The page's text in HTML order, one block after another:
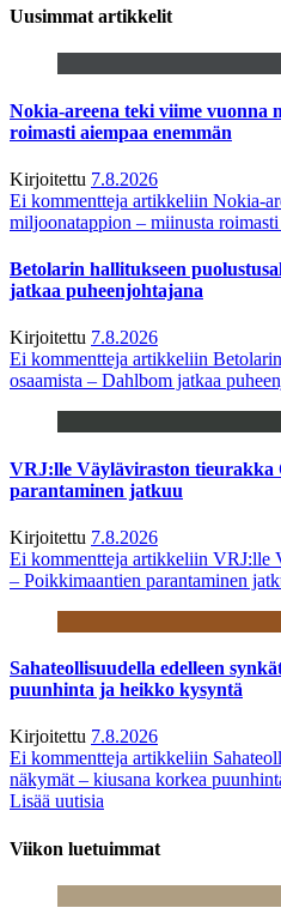
Uusimmat artikkelit
Nokia-areena teki viime vuonna
roimasti aiempaa enemmän
Kirjoitettu 7.8.2026
Ei kommentteja artikkeliin Nokia-
miljoonatappion – miinusta roimasti
Betolarin hallitukseen
jatkaa puheenjohtajana
Kirjoitettu 7.8.2026
Ei kommentteja artikkeliin
osaamista – Dahlbom jatkaa
VRJ:lle Väyläviraston tieurakka
parantaminen jatkuu
Kirjoitettu 7.8.2026
Ei kommentteja artikkeliin VRJ:lle
– Poikkimaantien parantaminen
Sahateollisuudella edelleen
puunhinta ja heikko kysyntä
Kirjoitettu 7.8.2026
Ei kommentteja artikkeliin
näkymät – kiusana korkea
Lisää uutisia
Viikon luetuimmat